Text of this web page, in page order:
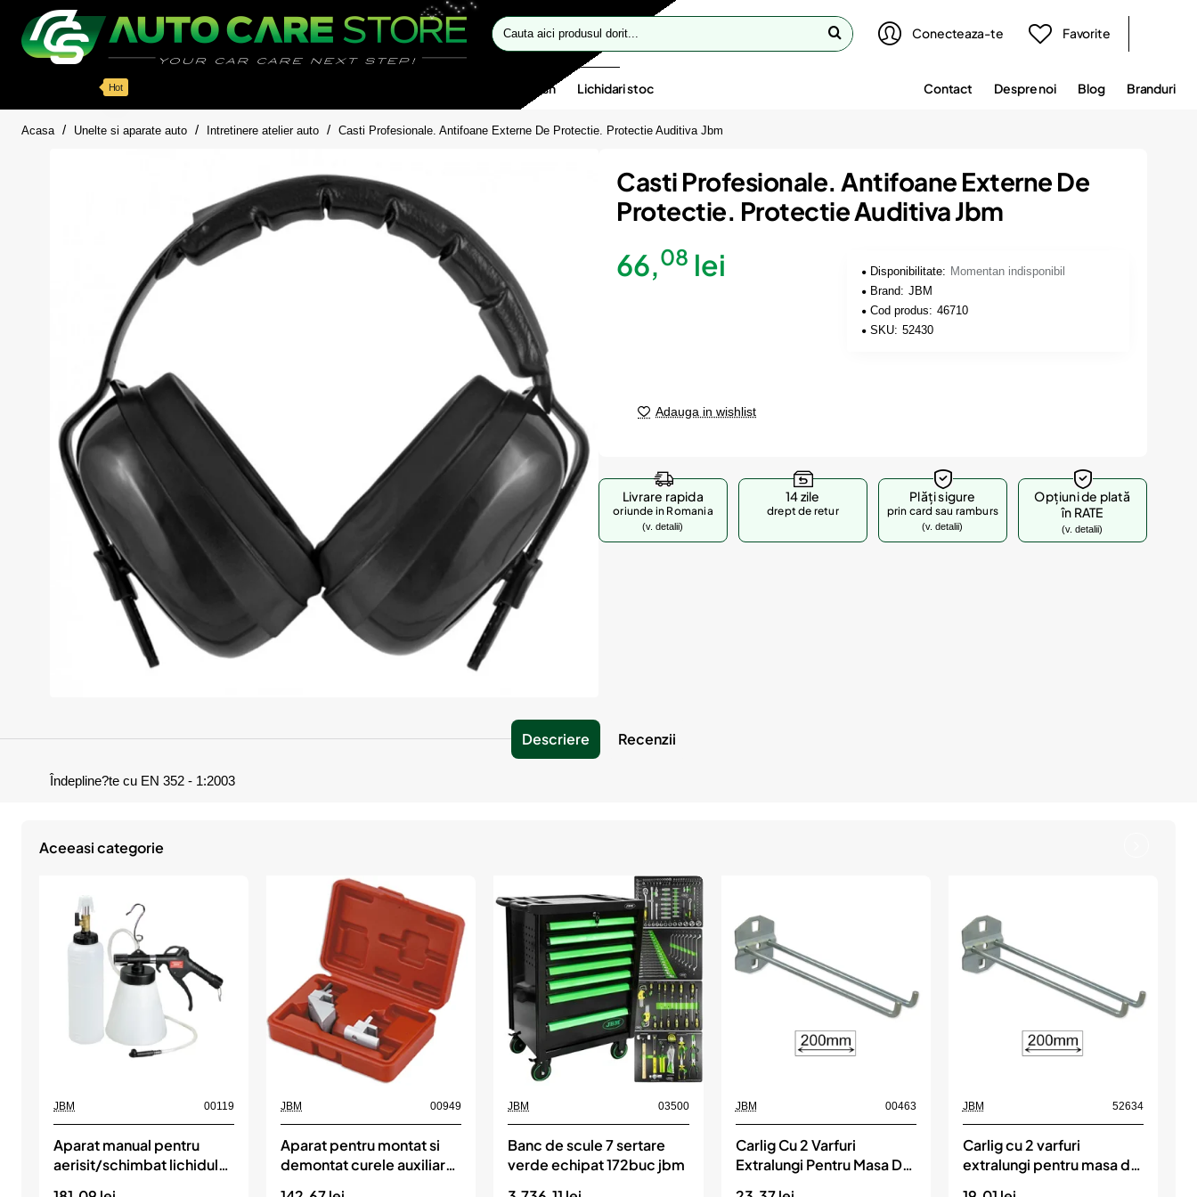
Cauta
aici
Conecteaza-te Favorite
Hot Oferte flash Lichidari stoc Contact Despre noi Blog Branduri
Acasa homeUnelte si aparate auto Intretinere atelier auto Casti Profesionale. Antifoane Externe De Protectie. Protectie Auditiva Jbm
Momentan indisponibil
Casti Profesionale. Antifoane Externe De
Protectie. Protectie Auditiva Jbm
66,08 lei Disponibilitate: Momentan indisponibil
Brand: JBM
Cod produs: 46710
SKU: 52430
Adauga in wishlist
Livrare rapida
oriunde in Romania
(v. detalii)
14 zile
drept de retur
Plăți sigure
prin card sau ramburs
(v. detalii)
Opțiuni de plată
în RATE
(v. detalii)
Descriere Recenzii
Îndepline?te cu EN 352 - 1:2003
Aceeasi categorie
JBM 00119
Aparat manual pentru
aerisit/schimbat lichidul
JBM 00949
Aparat pentru montat si
demontat curele auxiliare
JBM 03500
Banc de scule 7 sertare
verde echipat 172buc jbm
JBM 00463
Carlig Cu 2 Varfuri
Extralungi Pentru Masa De
JBM 52634
Carlig cu 2 varfuri
extralungi pentru masa de